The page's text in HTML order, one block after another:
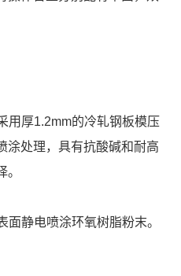
用厚1.2mm的冷轧钢板模压
涂处理，具有抗酸碱和耐高
面静电喷涂环氧树脂粉末。